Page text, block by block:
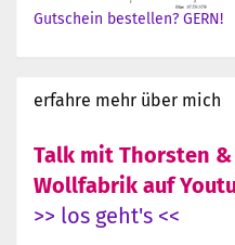
Gutschein bestellen? GERN!
erfahre mehr über mich
Talk mit Thorsten
Wollfabrik auf
>> los geht's <<